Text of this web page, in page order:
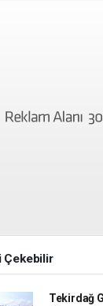
Çekebilir
Tekirdağ